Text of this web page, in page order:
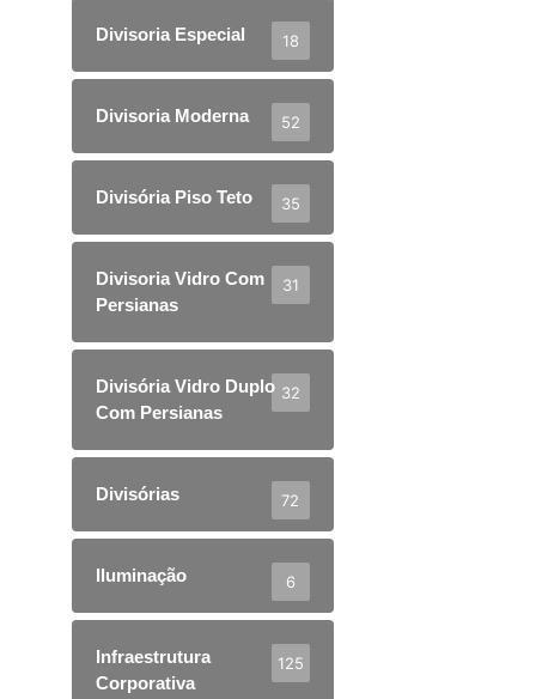
Divisoria Especial 18
Divisoria Moderna 52
Divisória Piso Teto 35
Divisoria Vidro Com
Persianas
31
Divisória Vidro Duplo
Com Persianas
32
Divisórias 72
Iluminação 6
Infraestrutura
Corporativa
125